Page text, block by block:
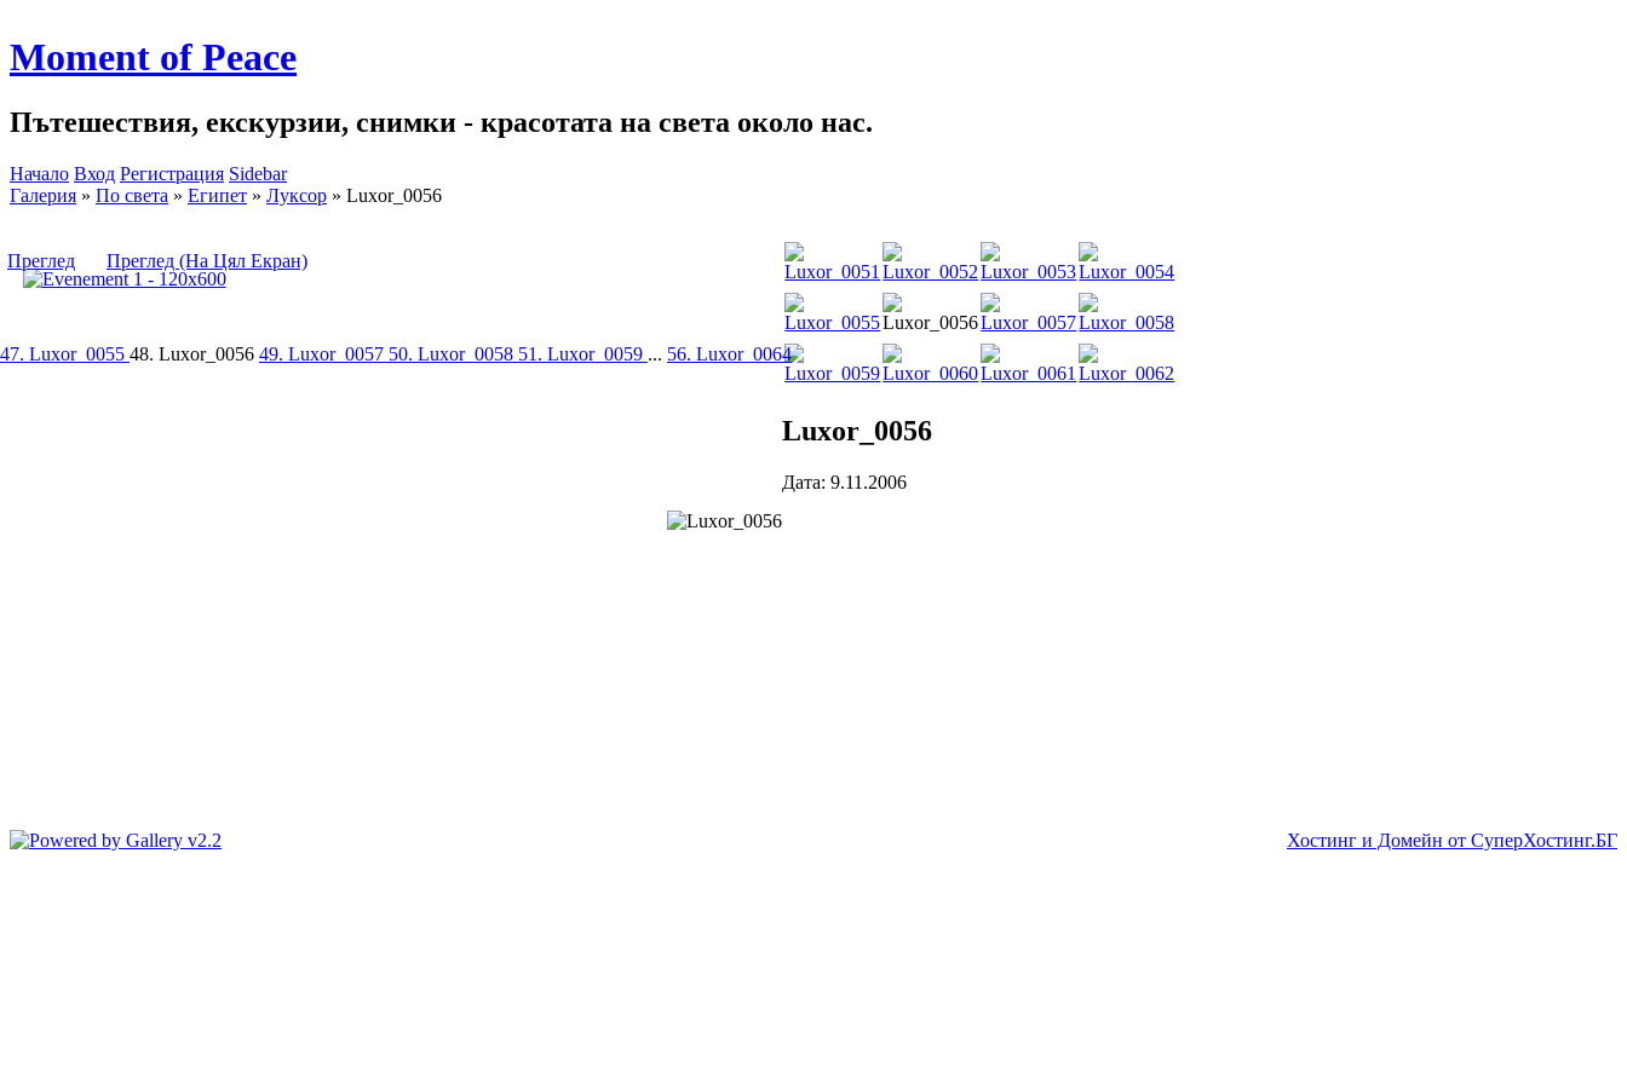
Moment of Peace
Пътешествия, екскурзии, снимки - красотата на света около нас.
Начало Вход Регистрация Sidebar
Галерия » По света » Египет » Луксор » Luxor_0056
Luxor_0056
Дата: 9.11.2006
Преглед Преглед (На Цял Екран)
47. Luxor_0055 48. Luxor_0056 49. Luxor_0057 50. Luxor_0058 51. Luxor_0059 ... 56. Luxor_0064
Хостинг и Домейн от СуперХостинг.БГ